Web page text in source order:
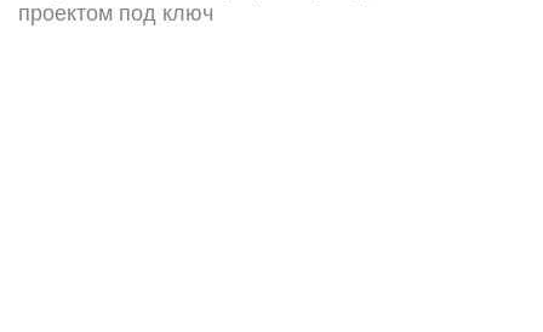
проектом под ключ